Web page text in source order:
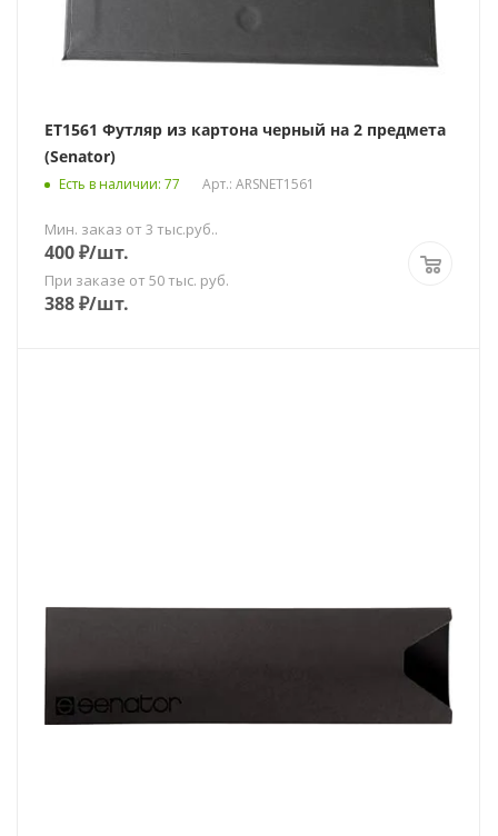
ET1561 Футляр из картона черный на 2 предмета
(Senator)
Есть в наличии: 77 Арт.: ARSNЕТ1561
Мин. заказ от 3 тыс.руб..
400₽/шт.
При заказе от 50 тыс. руб.
388₽/шт.